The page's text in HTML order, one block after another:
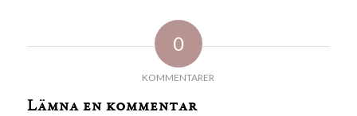
0
KOMMENTARER
Lämna en kommentar